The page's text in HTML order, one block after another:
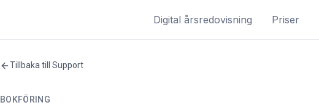
Digital årsredovisning Priser
Tillbaka till Support
BOKFÖRING